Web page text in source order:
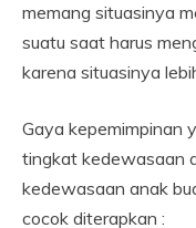
memang situasinya
suatu saat harus
karena situasinya
Gaya kepemimpinan
tingkat kedewasaan
kedewasaan anak
cocok diterapkan :